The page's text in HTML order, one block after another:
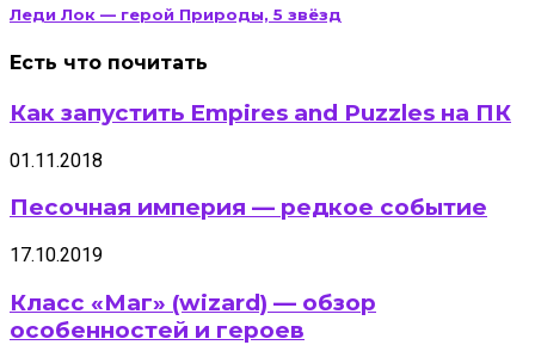
Леди Лок — герой Природы, 5 звёзд
Есть что почитать
Как запустить Empires and Puzzles на ПК
01.11.2018
Песочная империя — редкое событие
17.10.2019
Класс «Маг» (wizard) — обзор
особенностей и героев